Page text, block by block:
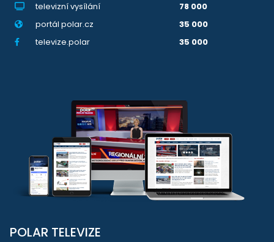
televizní vysílání
78 000
portál polar.cz
35 000
televize.polar
35 000
POLAR TELEVIZE